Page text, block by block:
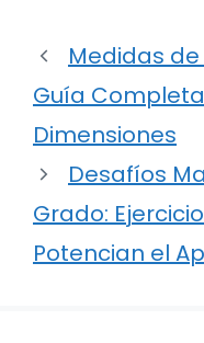
Medidas
Guía
Dimensiones
Desafíos
Grado:
Potencian el